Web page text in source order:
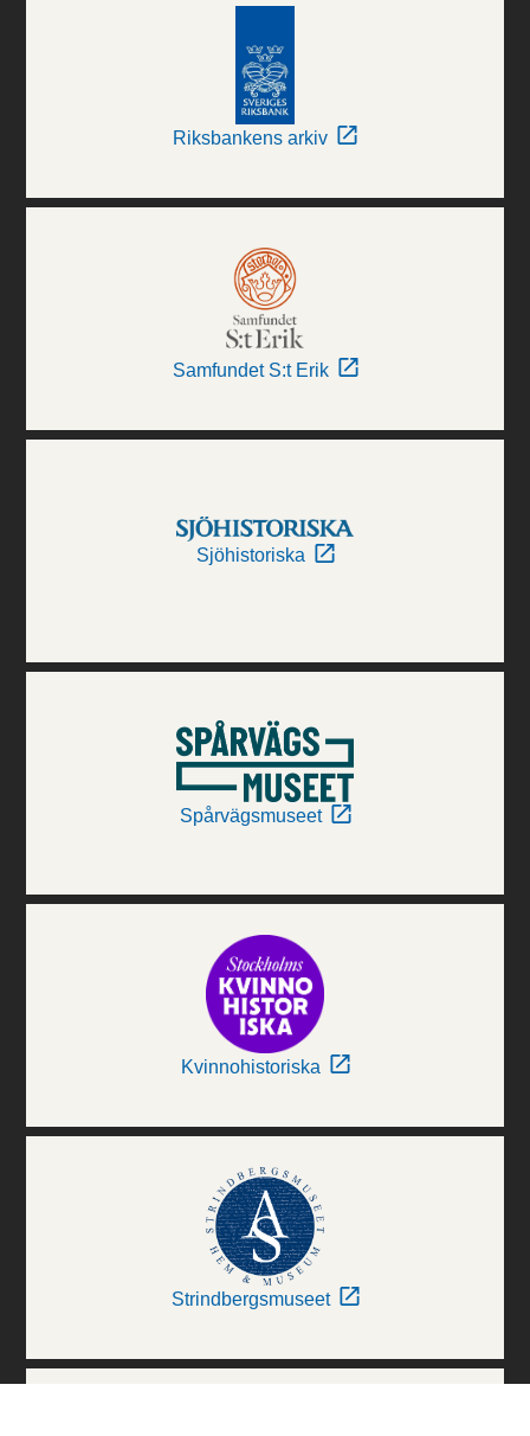
Riksbankens arkiv
Samfundet S:t Erik
Sjöhistoriska
Spårvägsmuseet
Kvinnohistoriska
Strindbergsmuseet